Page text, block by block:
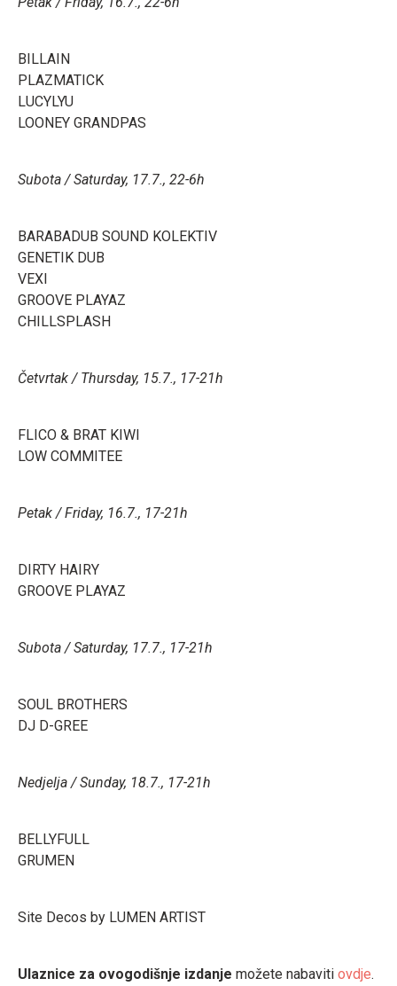
BILLAIN
PLAZMATICK
LUCYLYU
LOONEY GRANDPAS
Subota / Saturday, 17.7., 22-6h
BARABADUB SOUND KOLEKTIV
GENETIK DUB
VEXI
GROOVE PLAYAZ
CHILLSPLASH
Četvrtak / Thursday, 15.7., 17-21h
FLICO & BRAT KIWI
LOW COMMITEE
Petak / Friday, 16.7., 17-21h
DIRTY HAIRY
GROOVE PLAYAZ
Subota / Saturday, 17.7., 17-21h
SOUL BROTHERS
DJ D-GREE
Nedjelja / Sunday, 18.7., 17-21h
BELLYFULL
GRUMEN
Site Decos by LUMEN ARTIST
Ulaznice za ovogodišnje izdanje možete nabaviti ovdje.